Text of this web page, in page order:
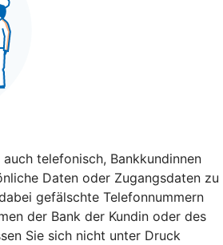
telefonisch, Bankkundinnen
Daten oder Zugangsdaten zu
gefälschte Telefonnummern
der Bank der Kundin oder des
Sie sich nicht unter Druck